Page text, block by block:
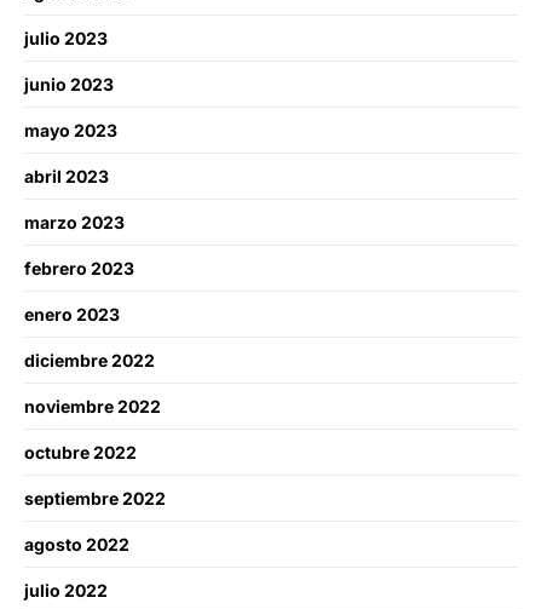
julio 2023
junio 2023
mayo 2023
abril 2023
marzo 2023
febrero 2023
enero 2023
diciembre 2022
noviembre 2022
octubre 2022
septiembre 2022
agosto 2022
julio 2022